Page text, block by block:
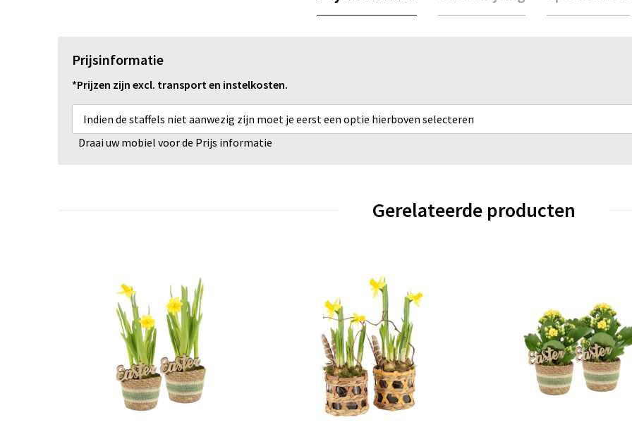
Prijsinformatie
*Prijzen zijn excl. transport en instelkosten.
Indien de staffels niet aanwezig zijn moet je eerst een optie hierboven selecteren
Draai uw mobiel voor de Prijs informatie
Gerelateerde producten